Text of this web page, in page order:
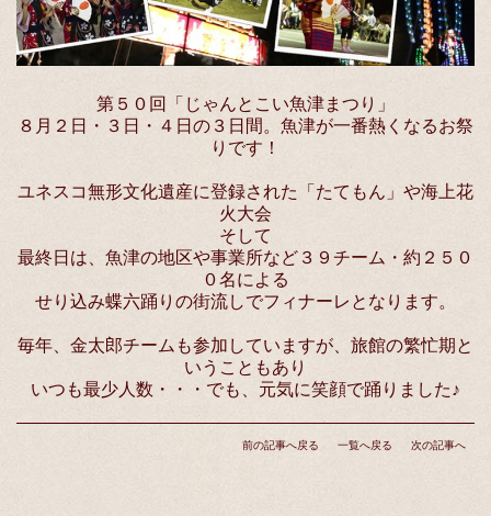
第５０回「じゃんとこい魚津まつり」
８月２日・３日・４日の３日間。魚津が一番熱くなるお祭
りです！
ユネスコ無形文化遺産に登録された「たてもん」や海上花
火大会
そして
最終日は、魚津の地区や事業所など３９チーム・約２５０
０名による
せり込み蝶六踊りの街流しでフィナーレとなります。
毎年、金太郎チームも参加していますが、旅館の繁忙期と
いうこともあり
いつも最少人数・・・でも、元気に笑顔で踊りました♪
前の記事へ戻る 一覧へ戻る 次の記事へ